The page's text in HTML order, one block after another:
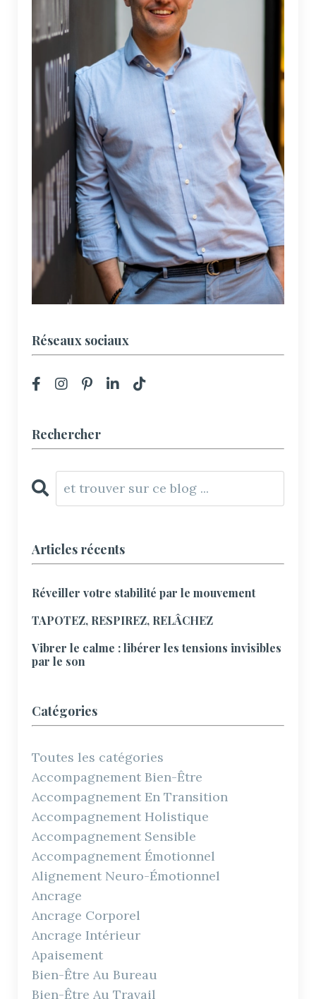
Réseaux sociaux
Rechercher
Articles récents
Réveiller votre stabilité par le mouvement
TAPOTEZ, RESPIREZ, RELÂCHEZ
Vibrer le calme : libérer les tensions invisibles
par le son
Catégories
Toutes les catégories
Accompagnement Bien-Être
Accompagnement En Transition
Accompagnement Holistique
Accompagnement Sensible
Accompagnement Émotionnel
Alignement Neuro-Émotionnel
Ancrage
Ancrage Corporel
Ancrage Intérieur
Apaisement
Bien-Être Au Bureau
Bien-Être Au Travail